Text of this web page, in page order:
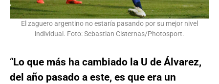
El zaguero argentino no estaría pasando por su mejor nivel
individual. Foto: Sebastian Cisternas/Photosport.
“Lo que más ha cambiado la U de Álvarez,
del año pasado a este, es que era un